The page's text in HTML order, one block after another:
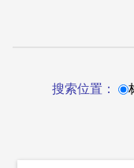
搜索位置：